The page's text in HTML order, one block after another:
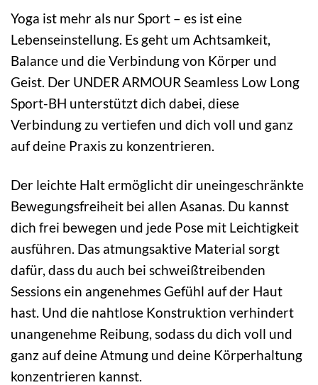
Yoga ist mehr als nur Sport – es ist eine
Lebenseinstellung. Es geht um Achtsamkeit,
Balance und die Verbindung von Körper und
Geist. Der UNDER ARMOUR Seamless Low Long
Sport-BH unterstützt dich dabei, diese
Verbindung zu vertiefen und dich voll und ganz
auf deine Praxis zu konzentrieren.
Der leichte Halt ermöglicht dir uneingeschränkte
Bewegungsfreiheit bei allen Asanas. Du kannst
dich frei bewegen und jede Pose mit Leichtigkeit
ausführen. Das atmungsaktive Material sorgt
dafür, dass du auch bei schweißtreibenden
Sessions ein angenehmes Gefühl auf der Haut
hast. Und die nahtlose Konstruktion verhindert
unangenehme Reibung, sodass du dich voll und
ganz auf deine Atmung und deine Körperhaltung
konzentrieren kannst.